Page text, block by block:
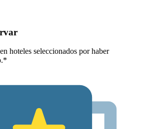
hoteles seleccionados por haber